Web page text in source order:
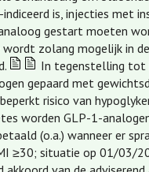
is, injecties met
gestart moeten
zolang mogelijk in
In tegenstelling tot
gepaard met
risico van
worden GLP-1-
(o.a.) wanneer er
≥30; situatie op 01/03/